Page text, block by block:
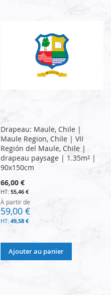
Drapeau: Maule, Chile |
Maule Region, Chile | VII
Región del Maule, Chile |
drapeau paysage | 1.35m² |
90x150cm
66,00 €
55,46 €
À partir de
59,00 €
49,58 €
Ajouter au panier